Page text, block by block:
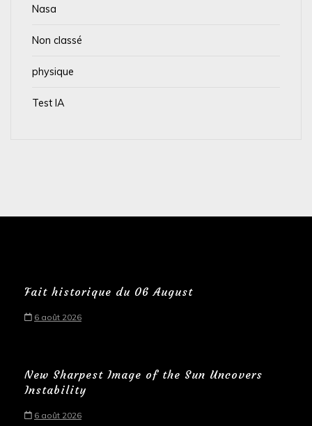
Nasa
Non classé
physique
Test IA
Fait historique du 06 August
6 août 2026
New Sharpest Image of the Sun Uncovers
Instability
6 août 2026